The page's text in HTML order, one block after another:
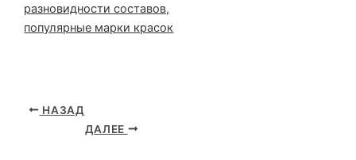
разновидности составов,
популярные марки красок
НАЗАД
ДАЛЕЕ